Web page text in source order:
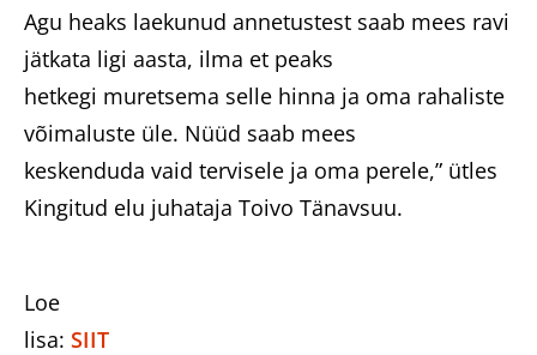
Agu heaks laekunud annetustest saab mees ravi
jätkata ligi aasta, ilma et peaks
hetkegi muretsema selle hinna ja oma rahaliste
võimaluste üle. Nüüd saab mees
keskenduda vaid tervisele ja oma perele,” ütles
Kingitud elu juhataja Toivo Tänavsuu.
Loe
lisa: SIIT